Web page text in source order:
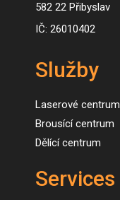
582 22 Přibyslav
IČ: 26010402
Služby
Laserové centrum
Brousící centrum
Dělící centrum
Services